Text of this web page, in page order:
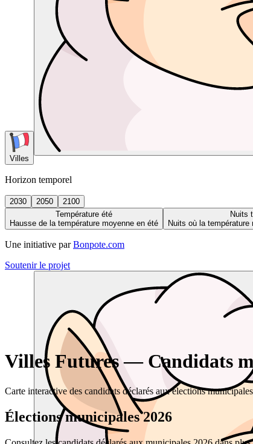
Villes
Horizon temporel
2030 2050
2100
Température été
Hausse de la température moyenne en été
Nuits
Nuits où la température
Une initiative par Bonpote.com
Soutenir le projet
Villes Futures — Candidats
Carte interactive des candidats déclarés aux élections
Élections municipales 2026